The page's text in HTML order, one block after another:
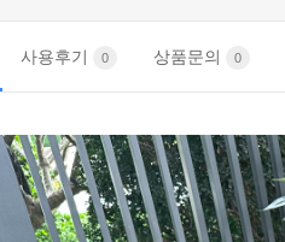
사용후기 0 상품문의 0